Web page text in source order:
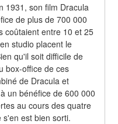
1931, son film Dracula
de plus de 700 000
coûtaient entre 10 et 25
studio placent le
qu'il soit difficile de
box-office de ces
de Dracula et
un bénéfice de 600 000
au cours des quatre
est bien sorti.